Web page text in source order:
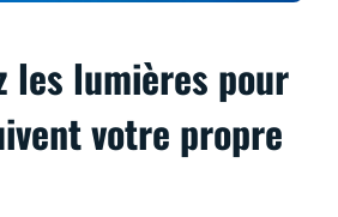
les lumières pour
votre propre